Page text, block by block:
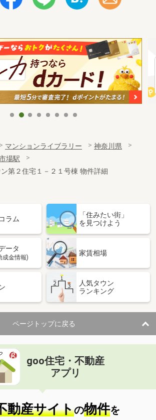
マンションライブラリー
神奈川県
場駅
第２住宅１－２１号棟 物件詳細
ラム
「住みたい街」
を見つけよう
ータ
成金情報)
家賃相場
人気タウン
ランキング
ページトップに戻る
goo住宅・不動産
アプリ
動産サイトの物件を